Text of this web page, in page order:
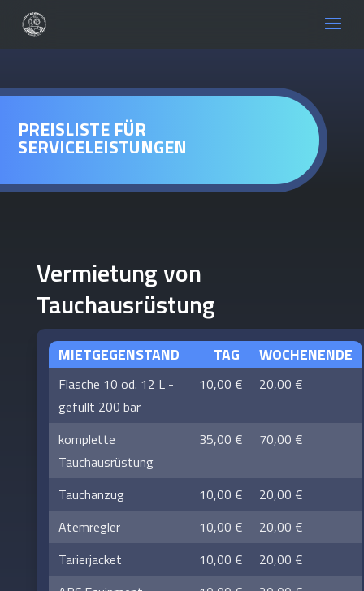
PREISLISTE FÜR
SERVICELEISTUNGEN
Vermietung von
Tauchausrüstung
MIETGEGENSTAND TAG WOCHENENDE
Flasche 10 od. 12 L -
gefüllt 200 bar
10,00 € 20,00 €
komplette
Tauchausrüstung
35,00 € 70,00 €
Tauchanzug 10,00 €
20,00 €
Atemregler
10,00 €
20,00 €
Tarierjacket
10,00 €
20,00 €